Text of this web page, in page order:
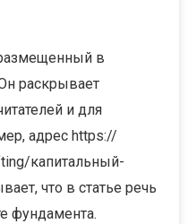
в
раскрывает
и для
адрес https://
капитальный-
что в статье речь
фундамента.